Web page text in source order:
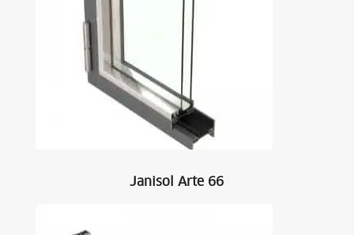
Janisol Arte 66